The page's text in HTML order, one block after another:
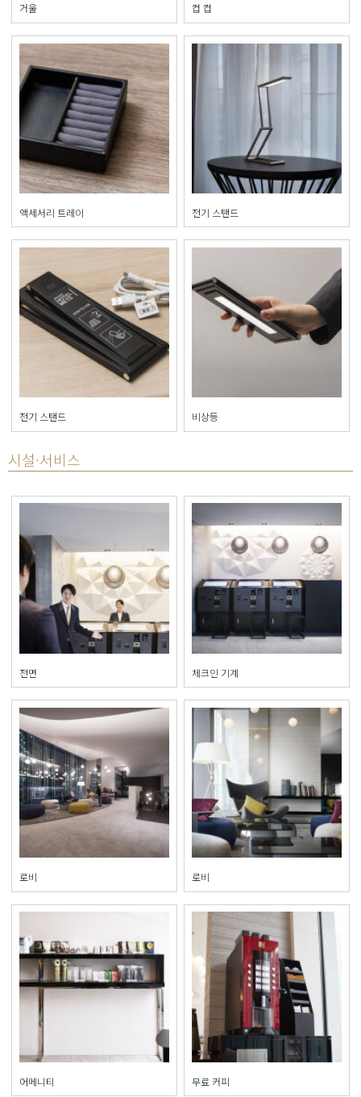
거울 컵 컵
액세서리 트레이 전기 스탠드
전기 스탠드 비상등
시설·서비스
전면 체크인 기계
로비 로비
어메니티 무료 커피